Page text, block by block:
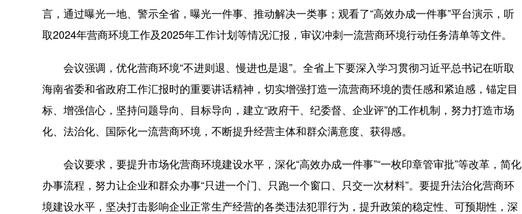
言，通过曝光一地、警示全省，曝光一件事、推动解决一类事；观看了“高效办成一件事”平台演示，听
取2024年营商环境工作及2025年工作计划等情况汇报，审议冲刺一流营商环境行动任务清单等文件。
会议强调，优化营商环境“不进则退、慢进也是退”。全省上下要深入学习贯彻习近平总书记在听取
海南省委和省政府工作汇报时的重要讲话精神，切实增强打造一流营商环境的责任感和紧迫感，锚定目
标、增强信心，坚持问题导向、目标导向，建立“政府干、纪委督、企业评”的工作机制，努力打造市场
化、法治化、国际化一流营商环境，不断提升经营主体和群众满意度、获得感。
会议要求，要提升市场化营商环境建设水平，深化“高效办成一件事”“一枚印章管审批”等改革，简化
办事流程，努力让企业和群众办事“只进一个门、只跑一个窗口、只交一次材料”。要提升法治化营商环
境建设水平，坚决打击影响企业正常生产经营的各类违法犯罪行为，提升政策的稳定性、可预期性，深